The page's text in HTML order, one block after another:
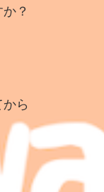
？
ら